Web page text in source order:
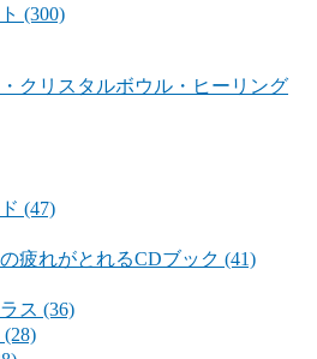
(300)
クリスタルボウル・ヒーリング
(47)
疲れがとれるCDブック (41)
ス (36)
(28)